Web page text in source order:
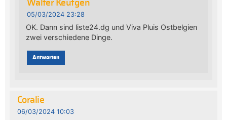
Walter Keutgen
05/03/2024 23:28
OK. Dann sind liste24.dg und Viva Pluis Ostbelgien
zwei verschiedene Dinge.
Antworten
Coralie
06/03/2024 10:03